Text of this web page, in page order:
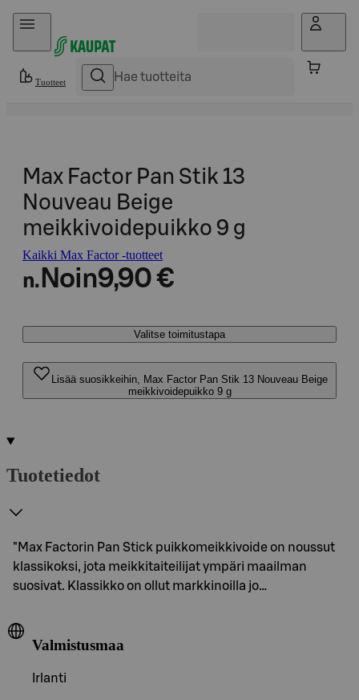
Hyppää sisältöön
Tuotteet
Max Factor Pan Stik 13
Nouveau Beige
meikkivoidepuikko 9 g
Kaikki Max Factor -tuotteet
n. Noin9,90 €
Valitse toimitustapa
Lisää suosikkeihin, Max Factor Pan Stik 13 Nouveau Beige
meikkivoidepuikko 9 g
Tuotetiedot
"Max Factorin Pan Stick puikkomeikkivoide on noussut
klassikoksi, jota meikkitaiteilijat ympäri maailman
suosivat. Klassikko on ollut markkinoilla jo…
Valmistusmaa
Irlanti